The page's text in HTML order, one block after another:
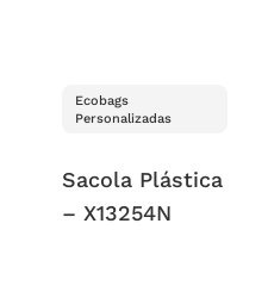
Ecobags
Personalizadas
Sacola Plástica
– X13254N